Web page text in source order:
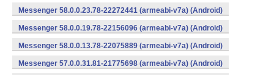
Messenger 58.0.0.23.78-22272441 (armeabi-v7a) (Android)
Messenger 58.0.0.19.78-22156096 (armeabi-v7a) (Android)
Messenger 58.0.0.13.78-22075889 (armeabi-v7a) (Android)
Messenger 57.0.0.31.81-21775698 (armeabi-v7a) (Android)